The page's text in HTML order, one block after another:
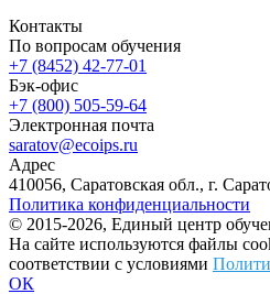
Контакты
По вопросам обучения
+7 (8452) 42-77-01
Бэк-офис
+7 (800) 505-59-64
Электронная почта
saratov@ecoips.ru
Адрес
410056, Саратовская обл., г.
Политика конфиденциальности
© 2015-2026, Единый центр
На сайте используются файлы
соответствии с условиями
ОК